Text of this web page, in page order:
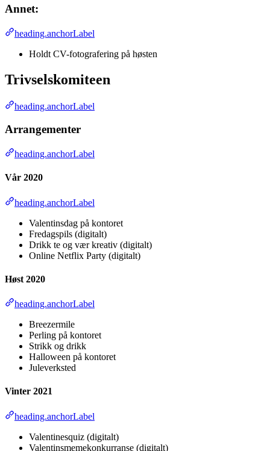
Annet:
heading.anchorLabel
Holdt CV-fotografering på høsten
Trivselskomiteen
heading.anchorLabel
Arrangementer
heading.anchorLabel
Vår 2020
heading.anchorLabel
Valentinsdag på kontoret
Fredagspils (digitalt)
Drikk te og vær kreativ (digitalt)
Online Netflix Party (digitalt)
Høst 2020
heading.anchorLabel
Breezermile
Perling på kontoret
Strikk og drikk
Halloween på kontoret
Juleverksted
Vinter 2021
heading.anchorLabel
Valentinesquiz (digitalt)
Valentinsmemekonkurranse (digitalt)